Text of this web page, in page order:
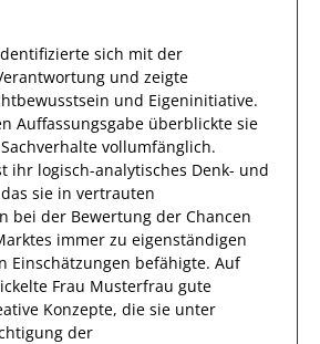
sich mit der
und zeigte
und Eigeninitiative.
Auffassungsgabe überblickte sie
Sachverhalte vollumfänglich.
ihr logisch-analytisches Denk- und
sie in vertrauten
bei der Bewertung der Chancen
immer zu eigenständigen
Einschätzungen befähigte. Auf
Frau Musterfrau gute
Konzepte, die sie unter
der